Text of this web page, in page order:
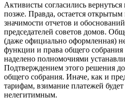
Активисты согласились
позже. Правда, остается
значимости отчетов и
председателей советов домов.
(даже официально оформленная)
функции и права общего собрания
наделено полномочиями
Подтверждением этого решения
общего собрания. Иначе, как и
тарифам, взимание платежей
нелегитимным.